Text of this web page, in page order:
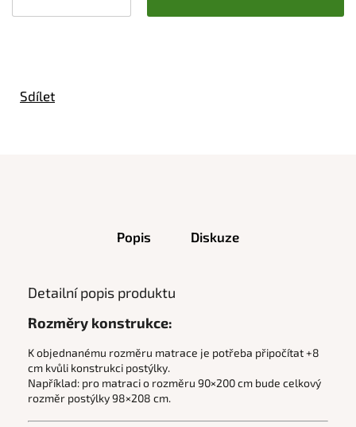
Sdílet
Popis Diskuze
Detailní popis produktu
Rozměry konstrukce:
K objednanému rozměru matrace je potřeba připočítat +8
cm kvůli konstrukci postýlky.
Například: pro matraci o rozměru 90×200 cm bude celkový
rozměr postýlky 98×208 cm.